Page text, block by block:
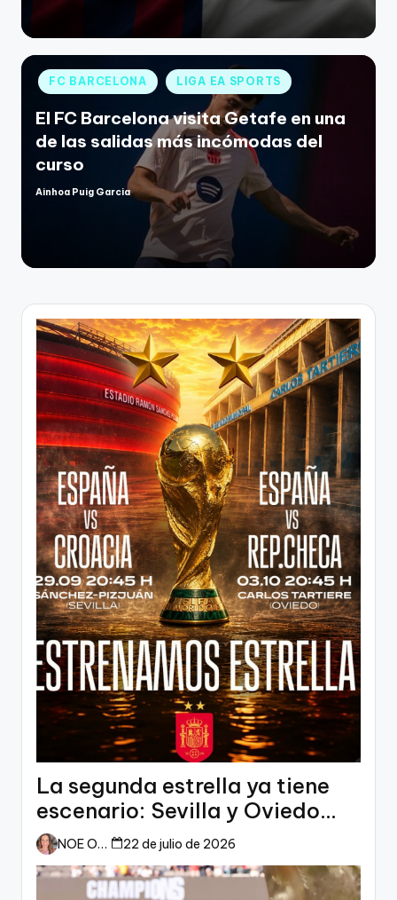
FC BARCELONA LIGA EA SPORTS
El FC Barcelona visita Getafe en una
de las salidas más incómodas del
curso
Ainhoa Puig Garcia
La segunda estrella ya tiene
escenario: Sevilla y Oviedo
esperan a España
NOE ORTIZ 22 de julio de 2026